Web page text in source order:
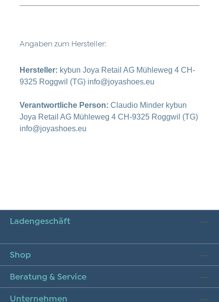
Angaben zum Hersteller:
Hersteller: kybun Joya Retail AG Mühleweg 4 CH-
9325 Roggwil (TG) info@joyashoes.eu
Verantwortliche Person: Claudio Minder kybun
Joya Retail AG Mühleweg 4 CH-9325 Roggwil (TG)
info@joyashoes.eu
Ladengeschäft
Shop
Beratung & Service
Unternehmen